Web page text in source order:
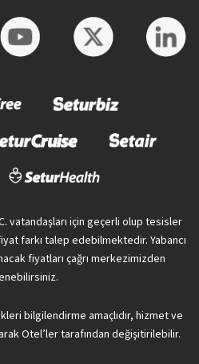
vatandaşları için geçerli olup tesisler
farkı talep edebilmektedir. Yabancı
fiyatları çağrı merkezimizden
bilgilendirme amaçlıdır, hizmet ve
Otel’ler tarafından değişitirilebilir.